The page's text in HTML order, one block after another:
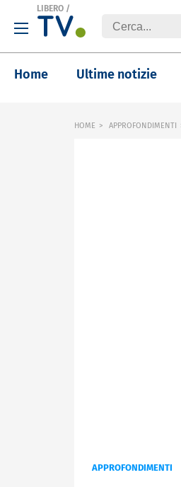
LIBERO /
Home Ultime notizie
HOME APPROFONDIMENTI
APPROFONDIMENTI